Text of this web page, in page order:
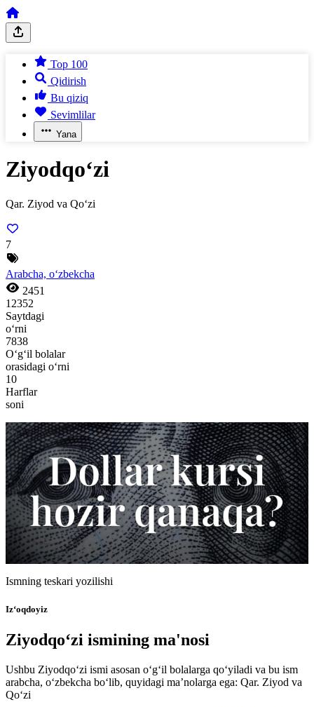
Top 100
Qidirish
Bu qiziq
Sevimlilar
Yana
Ziyodqo‘zi
Qar. Ziyod va Qo‘zi
7
Arabcha, o‘zbekcha
2451
12352
Saytdagi
o‘rni
7838
O‘g‘il bolalar
orasidagi o‘rni
10
Harflar
soni
Ismning teskari yozilishi
Iz‘oqdoyiz
Ziyodqo‘zi ismining ma'nosi
Ushbu Ziyodqo‘zi ismi asosan o‘g‘il bolalarga qo‘yiladi va bu ism
arabcha, o‘zbekcha bo‘lib, quyidagi ma’nolarga ega: Qar. Ziyod va
Qo‘zi